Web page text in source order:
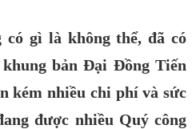
gì là không thể, đã có
bản Đại Đồng Tiến
kém nhiều chi phí và sức
được nhiều Quý công